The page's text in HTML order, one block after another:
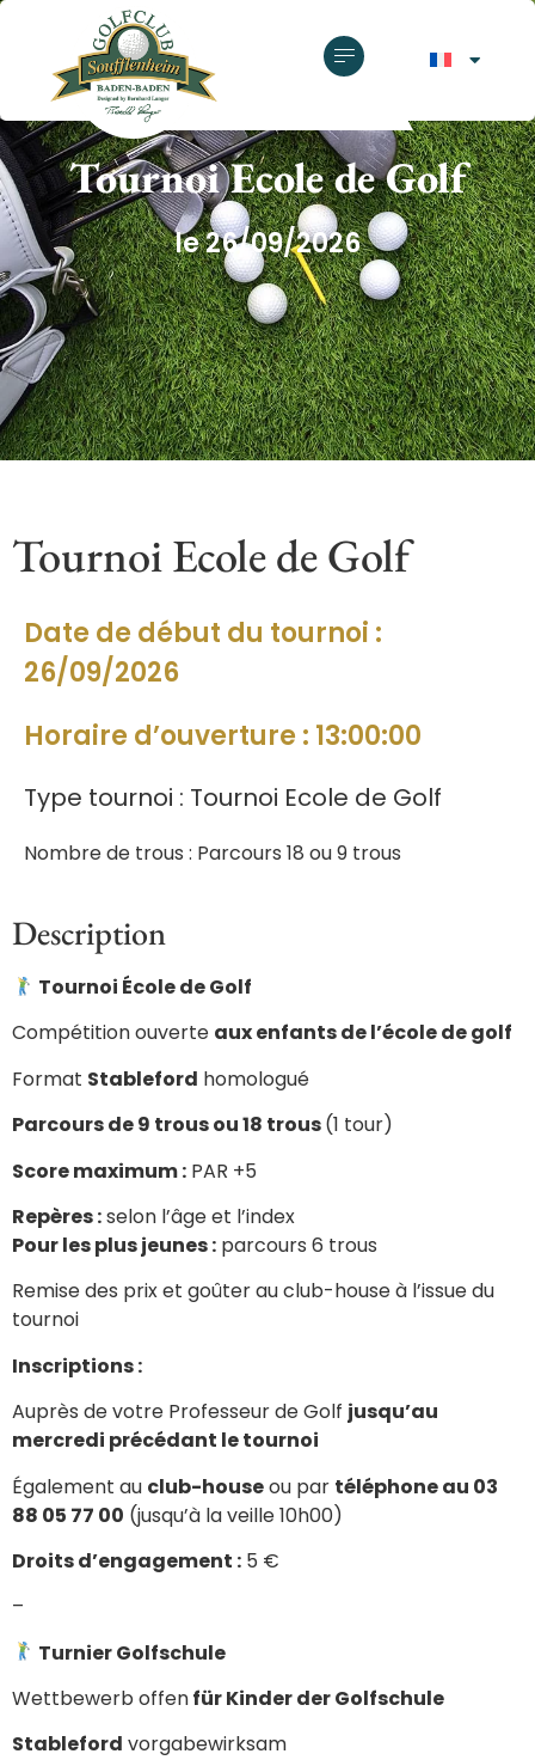
GOLF CLUB SOUFFLENHEIM
Tournoi Ecole de Golf
le 26/09/2026
Tournoi Ecole de Golf
Date de début du tournoi :
26/09/2026
Horaire d’ouverture : 13:00:00
Type tournoi : Tournoi Ecole de Golf
Nombre de trous : Parcours 18 ou 9 trous
Description
Tournoi École de Golf
Compétition ouverte aux enfants de l’école de golf
Format Stableford homologué
Parcours de 9 trous ou 18 trous(1 tour)
Score maximum : PAR +5
Repères :selon l’âge et l’index
Pour les plus jeunes : parcours 6 trous
Remise des prix et goûter au club-house à l’issue du
tournoi
Inscriptions :
Auprès de votre Professeur de Golf jusqu’au
mercredi précédant le tournoi
Également au club-houseou par téléphone au 03
88 05 77 00 (jusqu’à la veille 10h00)
Droits d’engagement : 5 €
–
Turnier Golfschule
Wettbewerb offenfür Kinder der Golfschule
Stableford vorgabewirksam